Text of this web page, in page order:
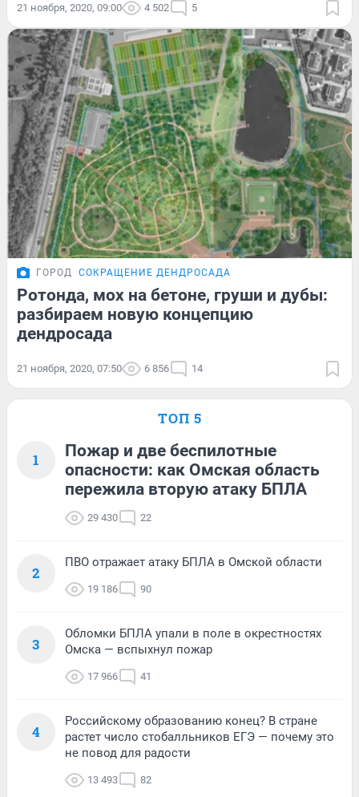
21 ноября, 2020, 09:00 4 502 5
ГОРОД СОКРАЩЕНИЕ ДЕНДРОСАДА
Ротонда, мох на бетоне, груши и дубы:
разбираем новую концепцию
дендросада
21 ноября, 2020, 07:50 6 856 14
ТОП 5
1
Пожар и две беспилотные
опасности: как Омская область
пережила вторую атаку БПЛА
29 430 22
2
ПВО отражает атаку БПЛА в Омской области
19 186 90
3
Обломки БПЛА упали в поле в окрестностях
Омска — вспыхнул пожар
17 966 41
4
Российскому образованию конец? В стране
растет число стобалльников ЕГЭ — почему это
не повод для радости
13 493 82